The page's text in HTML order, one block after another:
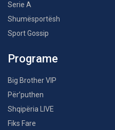
Serie A
Shumësportësh
Sport Gossip
Programe
Big Brother VIP
Për’puthen
Shqipëria LIVE
Fiks Fare